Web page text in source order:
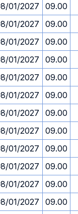
01/2027 09.00
01/2027 09.00
01/2027 09.00
01/2027 09.00
01/2027 09.00
01/2027 09.00
01/2027 09.00
01/2027 09.00
01/2027 09.00
01/2027 09.00
01/2027 09.00
01/2027 09.00